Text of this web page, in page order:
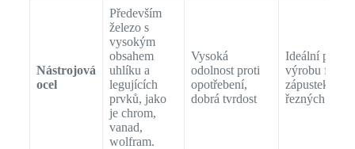
Nástrojová
ocel
Především
železo s
vysokým
obsahem
uhlíku a
legujících
prvků, jako
je chrom,
vanad,
wolfram.
Vysoká
odolnost proti
opotřebení,
dobrá tvrdost
Ideální pro
výrobu
zápustek a
řezných